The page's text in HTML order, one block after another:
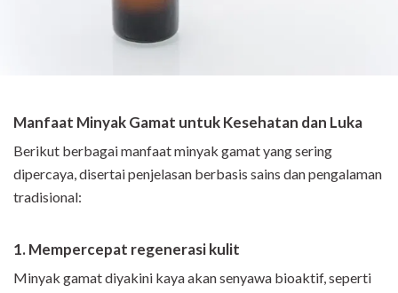
Manfaat Minyak Gamat untuk Kesehatan dan Luka
Berikut berbagai manfaat minyak gamat yang sering
dipercaya, disertai penjelasan berbasis sains dan pengalaman
tradisional:
1. Mempercepat regenerasi kulit
Minyak gamat diyakini kaya akan senyawa bioaktif, seperti